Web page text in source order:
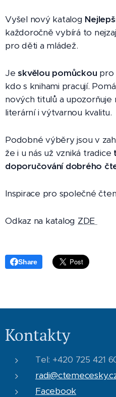
Vyšel nový katalog
každoročně vybírá to
pro děti a mládež.
Jeskvělou pomůckou pro
kdo s knihami pracují.
nových titulů a upozorňuje
literární i výtvarnou kvalitu.
Podobné výběry jsou v
že i u nás už vzniká tradice
doporučování dobrého
Inspirace pro společné
Odkaz na katalog ZDE
Share
Kontakty
Tel: +420 725 421
Facebook